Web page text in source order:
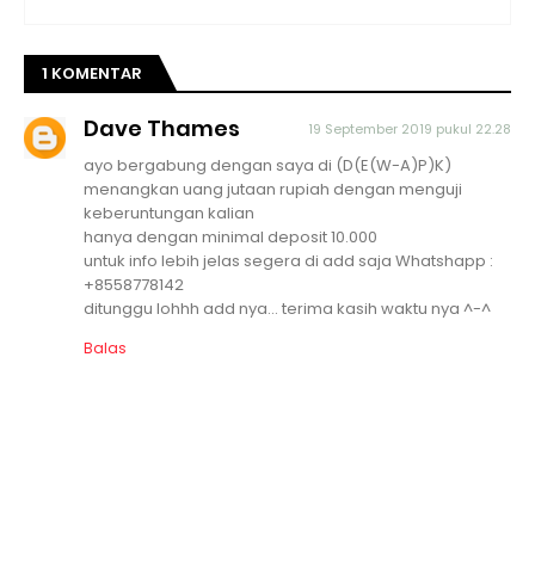
1 KOMENTAR
Dave Thames 19 September 2019 pukul 22.28
ayo bergabung dengan saya di (D(E(W-A)P)K)
menangkan uang jutaan rupiah dengan menguji
keberuntungan kalian
hanya dengan minimal deposit 10.000
untuk info lebih jelas segera di add saja Whatshapp :
+8558778142
ditunggu lohhh add nya... terima kasih waktu nya ^-^
Balas